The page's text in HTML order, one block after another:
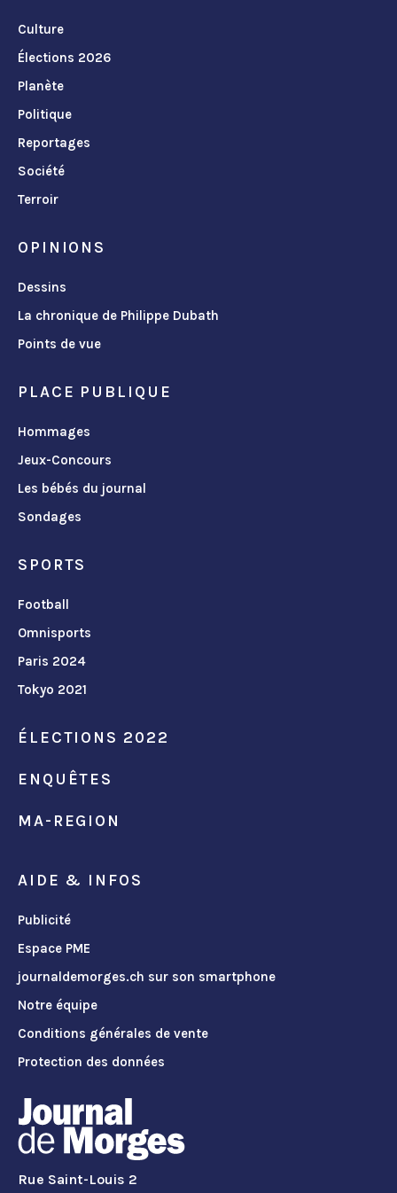
Culture
Élections 2026
Planète
Politique
Reportages
Société
Terroir
OPINIONS
Dessins
La chronique de Philippe Dubath
Points de vue
PLACE PUBLIQUE
Hommages
Jeux-Concours
Les bébés du journal
Sondages
SPORTS
Football
Omnisports
Paris 2024
Tokyo 2021
ÉLECTIONS 2022
ENQUÊTES
MA-REGION
AIDE & INFOS
Publicité
Espace PME
journaldemorges.ch sur son smartphone
Notre équipe
Conditions générales de vente
Protection des données
Rue Saint-Louis 2